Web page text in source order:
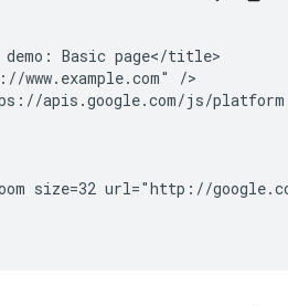
Basic page</title>
www.example.com" />
apis.google.com/js/
size=32 url="http://